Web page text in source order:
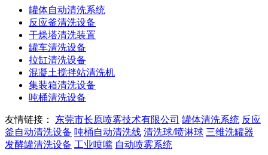
罐体自动清洗系统
反应釜清洗设备
干燥塔清洗装置
罐车清洗设备
拉缸清洗设备
混凝土搅拌站清洗机
集装箱清洗设备
吨桶清洗设备
友情链接： 东莞市长原喷雾技术有限公司 罐体清洗系统 反应
釜自动清洗设备 吨桶自动清洗线 清洗球/喷淋球 三维洗罐器
发酵罐清洗设备 工业喷嘴 自动喷雾系统